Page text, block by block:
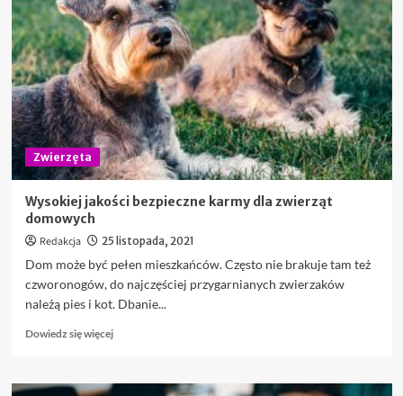
choroby
narażone
są
kury
hodowlane?
Zwierzęta
Wysokiej jakości bezpieczne karmy dla zwierząt
domowych
Redakcja 25 listopada, 2021
Dom może być pełen mieszkańców. Często nie brakuje tam też
czworonogów, do najczęściej przygarnianych zwierzaków
należą pies i kot. Dbanie...
Dowiedz się więcejDowiedz
o